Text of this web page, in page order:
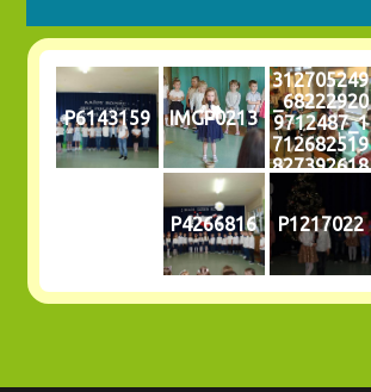
P6143159 IMGP0213
312705249
_68222920
9712487_1
712682519
827392618
_n
P4266816 P1217022